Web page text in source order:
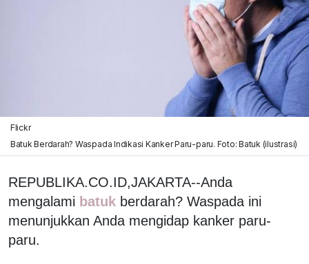
Flickr
Batuk Berdarah? Waspada Indikasi Kanker Paru-paru. Foto: Batuk (ilustrasi)
REPUBLIKA.CO.ID,JAKARTA--Anda
mengalami batuk berdarah? Waspada ini
menunjukkan Anda mengidap kanker paru-
paru.